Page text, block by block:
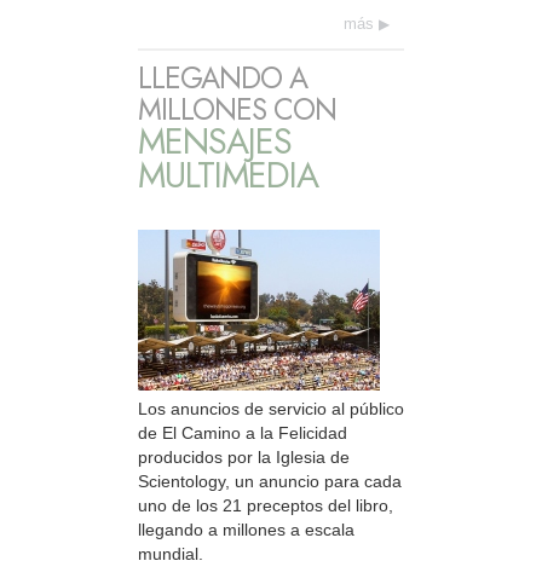
más
LLEGANDO A
MILLONES CON
MENSAJES
MULTIMEDIA
Los anuncios de servicio al público
de El Camino a la Felicidad
producidos por la Iglesia de
Scientology, un anuncio para cada
uno de los 21 preceptos del libro,
llegando a millones a escala
mundial.